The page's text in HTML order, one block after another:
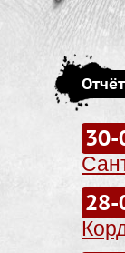
28-